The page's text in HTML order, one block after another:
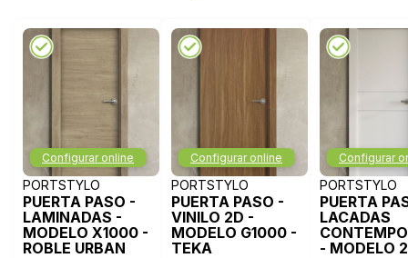
Configurar online
PORTSTYLO
PUERTA PASO -
LAMINADAS -
MODELO X1000 -
ROBLE URBAN
Configurar online
PORTSTYLO
PUERTA PASO -
VINILO 2D -
MODELO G1000 -
TEKA
Configurar
PORTSTYLO
PUERTA
LACADAS
- MODELO